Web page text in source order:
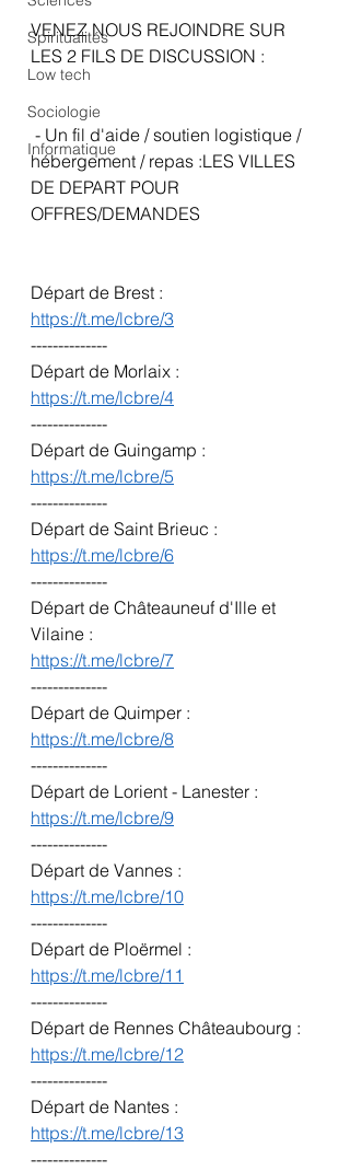
Spiritualités
Low tech
Sociologie
Informatique
VENEZ NOUS REJOINDRE SUR
LES 2 FILS DE DISCUSSION :
hébergement / repas :LES VILLES
DE DEPART POUR
OFFRES/DEMANDES
Départ de Brest :
https://t.me/lcbre/3
--------------
Départ de Morlaix :
https://t.me/lcbre/4
--------------
Départ de Guingamp :
https://t.me/lcbre/5
--------------
Départ de Saint Brieuc :
https://t.me/lcbre/6
--------------
Départ de Châteauneuf d'Ille et
Vilaine :
https://t.me/lcbre/7
--------------
Départ de Quimper :
https://t.me/lcbre/8
--------------
Départ de Lorient - Lanester :
https://t.me/lcbre/9
--------------
Départ de Vannes :
https://t.me/lcbre/10
--------------
Départ de Ploërmel :
https://t.me/lcbre/11
--------------
Départ de Rennes Châteaubourg :
https://t.me/lcbre/12
--------------
Départ de Nantes :
https://t.me/lcbre/13
--------------